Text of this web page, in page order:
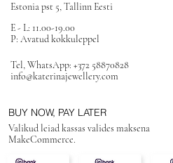
Estonia pst 5, Tallinn Eesti
E - L: 11.00-19.00
P: Avatud kokkuleppel
Tel, WhatsApp: +372 58870828
info@katerinajewellery.com
BUY NOW, PAY LATER
Valikud leiad kassas valides maksena
MakeCommerce.